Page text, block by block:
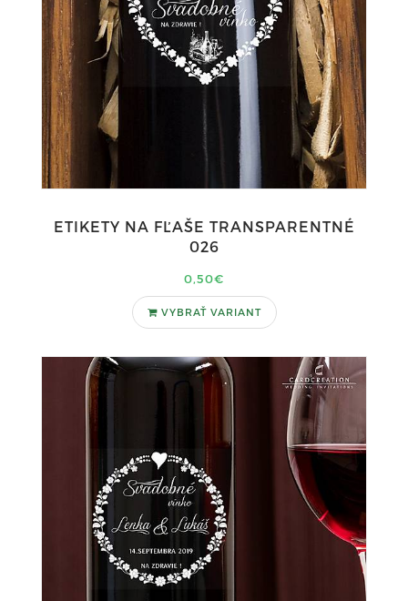
ETIKETY NA FĽAŠE TRANSPARENTNÉ
026
0,50€
VYBRAŤ VARIANT